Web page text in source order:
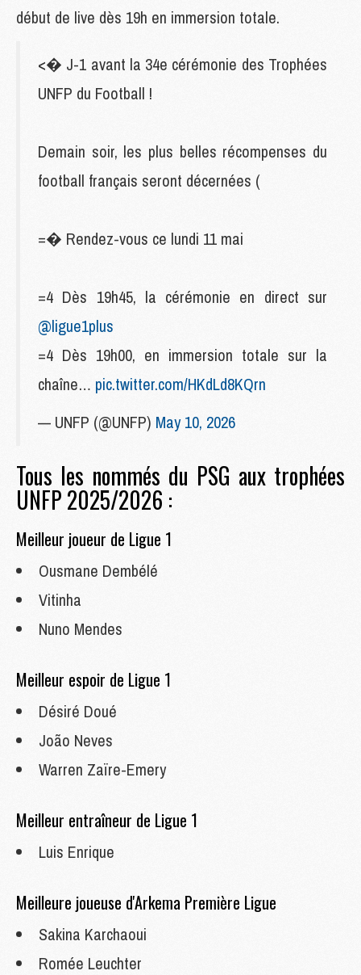
début de live dès 19h en immersion totale.
<� J-1 avant la 34e cérémonie des Trophées
UNFP du Football !
Demain soir, les plus belles récompenses du
football français seront décernées (
=� Rendez-vous ce lundi 11 mai
=4 Dès 19h45, la cérémonie en direct sur
@ligue1plus
=4 Dès 19h00, en immersion totale sur la
chaîne… pic.twitter.com/HKdLd8KQrn
— UNFP (@UNFP) May 10, 2026
Tous les nommés du PSG aux trophées
UNFP 2025/2026 :
Meilleur joueur de Ligue 1
Ousmane Dembélé
Vitinha
Nuno Mendes
Meilleur espoir de Ligue 1
Désiré Doué
João Neves
Warren Zaïre-Emery
Meilleur entraîneur de Ligue 1
Luis Enrique
Meilleure joueuse d'Arkema Première Ligue
Sakina Karchaoui
Romée Leuchter